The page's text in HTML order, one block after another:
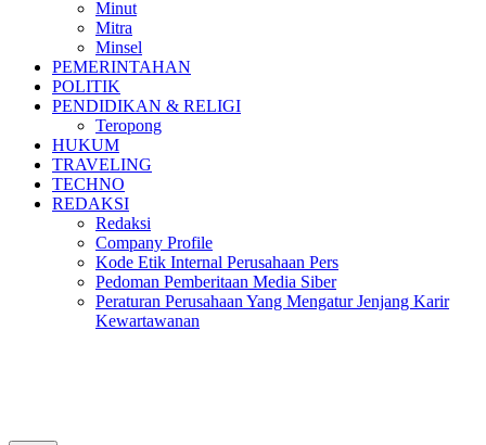
Minut
Mitra
Minsel
PEMERINTAHAN
POLITIK
PENDIDIKAN & RELIGI
Teropong
HUKUM
TRAVELING
TECHNO
REDAKSI
Redaksi
Company Profile
Kode Etik Internal Perusahaan Pers
Pedoman Pemberitaan Media Siber
Peraturan Perusahaan Yang Mengatur Jenjang Karir
Kewartawanan